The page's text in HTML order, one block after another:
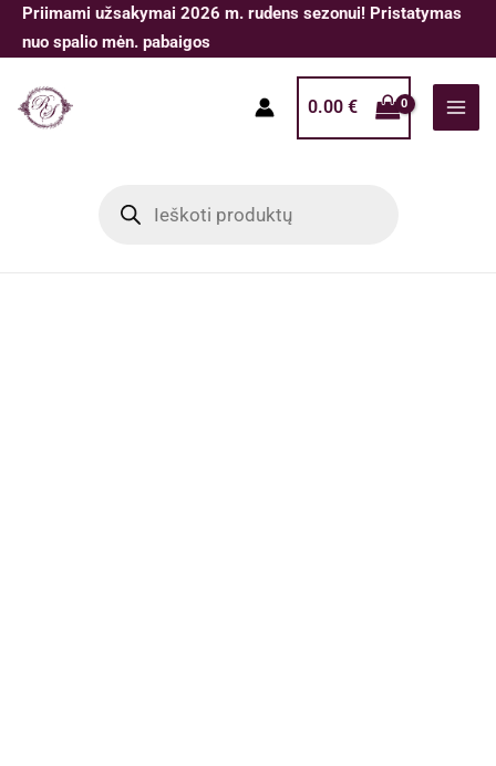
Pereiti
prie
Priimami užsakymai 2026 m. rudens sezonui! Pristatymas
nuo spalio mėn. pabaigos
0.00 €
search